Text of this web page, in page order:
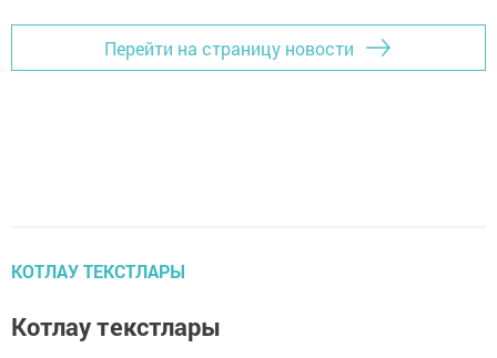
Перейти на страницу новости
КОТЛАУ ТЕКСТЛАРЫ
Котлау текстлары